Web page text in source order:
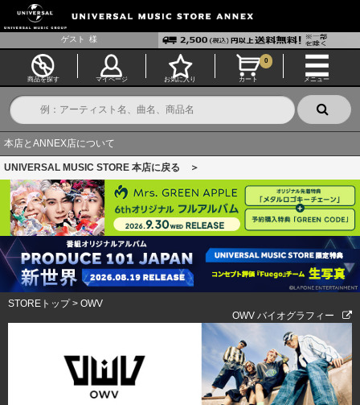
ゲスト 様
商品を探す マイページ お気に入り カート
0
メニュー
本店とANNEX店について
UNIVERSAL MUSIC STORE 本店に戻る ＞
STOREトップ> OWV
OWV バイオグラフィー